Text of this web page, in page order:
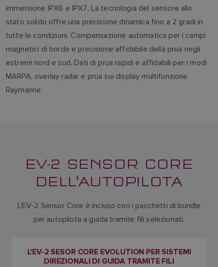
immersione IPX6 e IPX7. La tecnologia del sensore allo
stato solido offre una precisione dinamica fino a 2 gradi in
tutte le condizioni. Compensazione automatica per i campi
magnetici di bordo e precisione affidabile della prua negli
estremi nord e sud. Dati di prua rapidi e affidabili per i modi
MARPA, overlay radar e prua sui display multifunzione
Raymarine.
EV-2 SENSOR CORE
DELL'AUTOPILOTA
L'EV-2 Sensor Core è incluso con i pacchetti di bundle
per autopilota a guida tramite fili selezionati.
L'EV-2 SESOR CORE EVOLUTION PER SISTEMI
DIREZIONALI DI GUIDA TRAMITE FILI